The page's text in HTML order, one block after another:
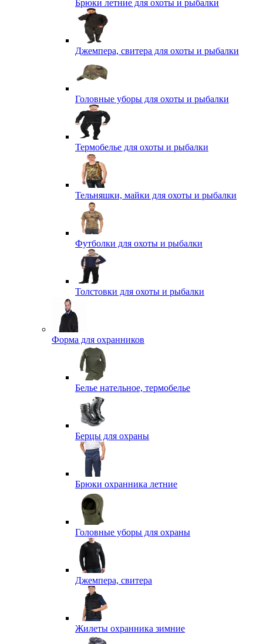
Брюки летние для охоты и рыбалки
Джемпера, свитера для охоты и рыбалки
Головные уборы для охоты и рыбалки
Термобелье для охоты и рыбалки
Тельняшки, майки для охоты и рыбалки
Футболки для охоты и рыбалки
Толстовки для охоты и рыбалки
Форма для охранников
Белье нательное, термобелье
Берцы для охраны
Брюки охранника летние
Головные уборы для охраны
Джемпера, свитера
Жилеты охранника зимние